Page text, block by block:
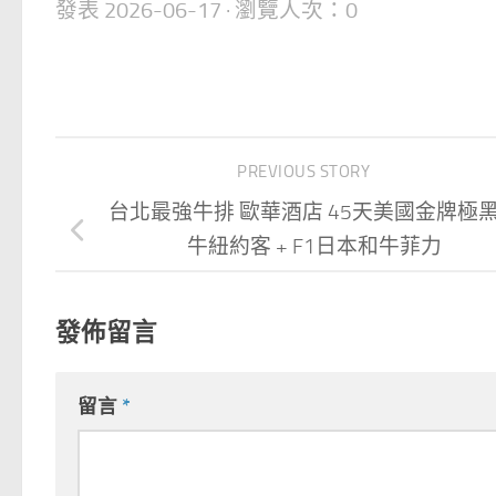
發表 2026-06-17 · 瀏覽人次：0
PREVIOUS STORY
台北最強牛排 歐華酒店 45天美國金牌極
牛紐約客 + F1日本和牛菲力
發佈留言
留言 *